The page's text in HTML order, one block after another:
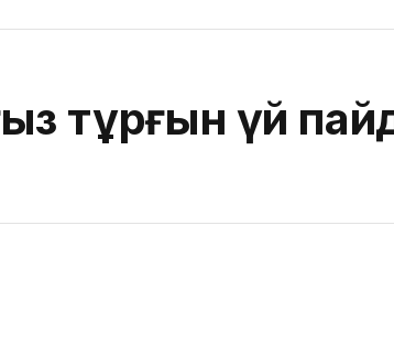
тұрғын үй